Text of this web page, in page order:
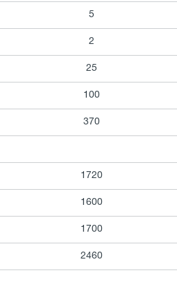
5
2
25
100
370
1720
1600
1700
2460